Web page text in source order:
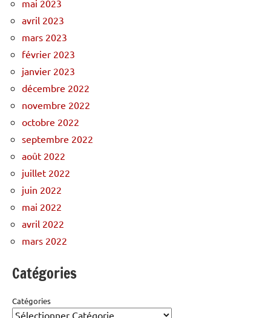
mai 2023
avril 2023
mars 2023
février 2023
janvier 2023
décembre 2022
novembre 2022
octobre 2022
septembre 2022
août 2022
juillet 2022
juin 2022
mai 2022
avril 2022
mars 2022
Catégories
Catégories